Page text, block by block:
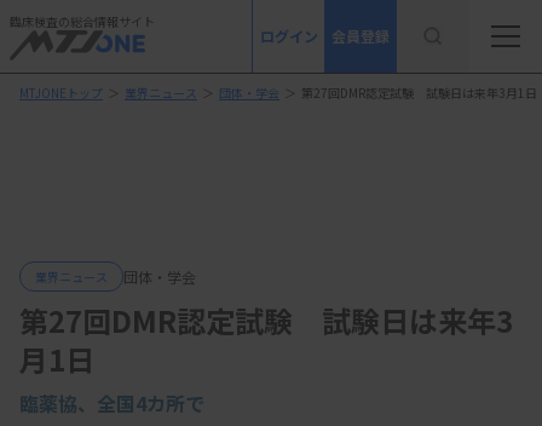
臨床検査の総合情報サイト
ログイン 会員登録
MTJONEトップ ＞ 業界ニュース ＞ 団体・学会 ＞ 第27回DMR認定試験 試験日は来年3月1日
業界ニュース 団体・学会
第27回DMR認定試験 試験日は来年3
月1日
臨薬協、全国4カ所で